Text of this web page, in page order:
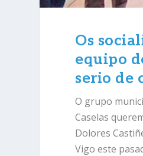
Os
equipo
serio de
O grupo
Caselas
Dolores
Vigo este